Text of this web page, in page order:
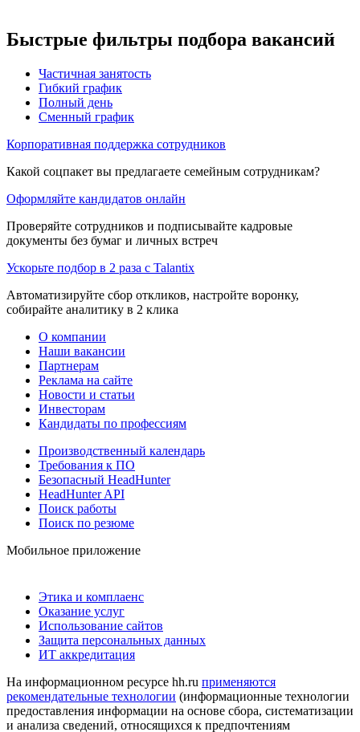
Быстрые фильтры подбора вакансий
Частичная занятость
Гибкий график
Полный день
Сменный график
Корпоративная поддержка сотрудников
Какой соцпакет вы предлагаете семейным сотрудникам?
Оформляйте кандидатов онлайн
Проверяйте сотрудников и подписывайте кадровые
документы без бумаг и личных встреч
Ускорьте подбор в 2 раза с Talantix
Автоматизируйте сбор откликов, настройте воронку,
собирайте аналитику в 2 клика
О компании
Наши вакансии
Партнерам
Реклама на сайте
Новости и статьи
Инвесторам
Кандидаты по профессиям
Производственный календарь
Требования к ПО
Безопасный HeadHunter
HeadHunter API
Поиск работы
Поиск по резюме
Мобильное приложение
Этика и комплаенс
Оказание услуг
Использование сайтов
Защита персональных данных
ИТ аккредитация
На информационном ресурсе hh.ru применяются
рекомендательные технологии (информационные технологии
предоставления информации на основе сбора, систематизации
и анализа сведений, относящихся к предпочтениям